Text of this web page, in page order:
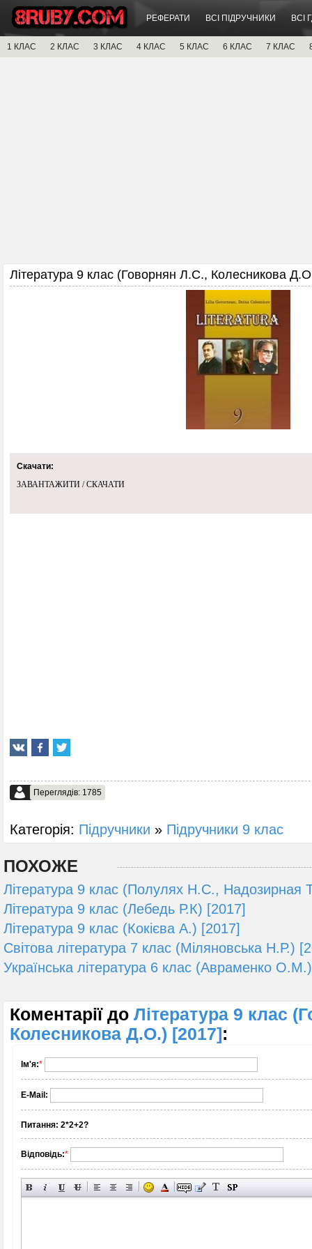
РЕФЕРАТИ ВСІ ПІДРУЧНИКИ ВСІ
1 КЛАС 2 КЛАС 3 КЛАС 4 КЛАС 5 КЛАС 6 КЛАС 7 КЛАС
Література 9 клас (Говорнян Л.С., Колесникова
Скачати:
ЗАВАНТАЖИТИ / СКАЧАТИ
Переглядів: 1785
Категорія: Підручники » Підручники 9 клас
ПОХОЖЕ
Література 9 клас (Полулях Н.С., Надозирная
Література 9 клас (Лебедь Р.К) [2017]
Література 9 клас (Кокієва А.) [2017]
Світова література 7 клас (Міляновська Н.Р.)
Українська література 6 клас (Авраменко
Коментарії до Література 9 клас
Колесникова Д.О.) [2017] :
Ім'я:*
E-Mail:
Питання: 2*2+2?
Відповідь:*